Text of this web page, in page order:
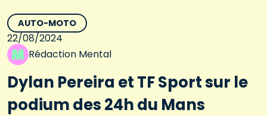
AUTO-MOTO
22/08/2024
Rédaction Mental
Dylan Pereira et TF Sport sur le
podium des 24h du Mans